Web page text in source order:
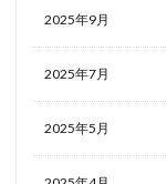
2025年9月
2025年7月
2025年5月